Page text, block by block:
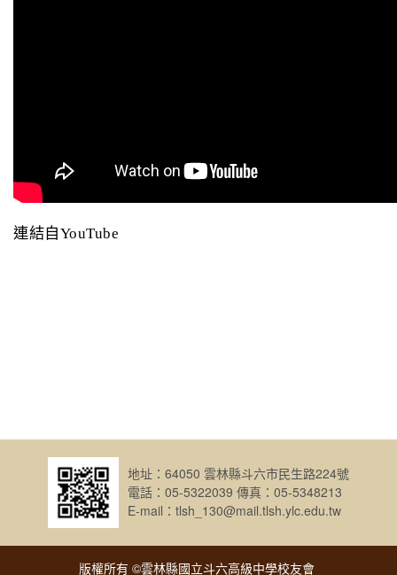
連結自YouTube
地址：64050 雲林縣斗六市民生路224號
電話：05-5322039 傳真：05-5348213
E-mail：tlsh_130@mail.tlsh.ylc.edu.tw
版權所有 ©雲林縣國立斗六高級中學校友會